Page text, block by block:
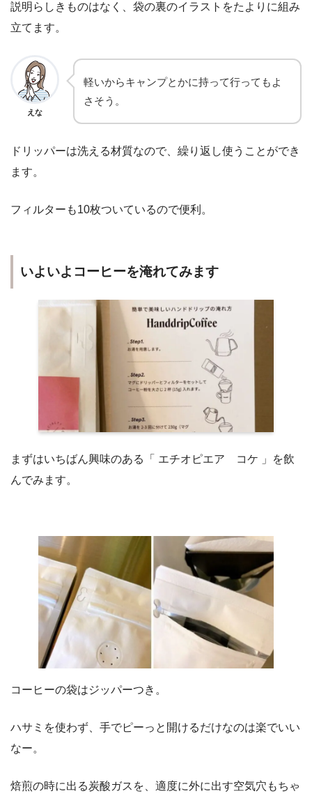
説明らしきものはなく、袋の裏のイラストをたよりに組み
立てます。
えな
軽いからキャンプとかに持って行ってもよ
さそう。
ドリッパーは洗える材質なので、繰り返し使うことができ
ます。
フィルターも10枚ついているので便利。
いよいよコーヒーを淹れてみます
まずはいちばん興味のある「 エチオピエア コケ 」を飲
んでみます。
コーヒーの袋はジッパーつき。
ハサミを使わず、手でピーっと開けるだけなのは楽でいい
なー。
焙煎の時に出る炭酸ガスを、適度に外に出す空気穴もちゃ